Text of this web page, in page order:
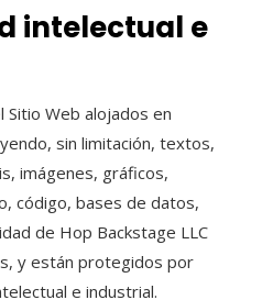
intelectual e
Web alojados en
sin limitación, textos,
imágenes, gráficos,
código, bases de datos,
de Hop Backstage LLC
y están protegidos por
e industrial.